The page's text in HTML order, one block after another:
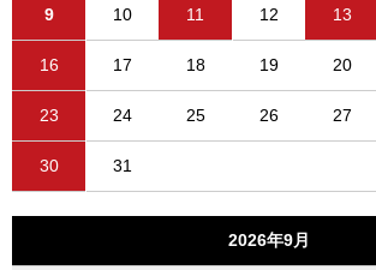
9 10 11 12 13
16 17 18 19 20
23 24 25 26 27
30 31
2026年9月